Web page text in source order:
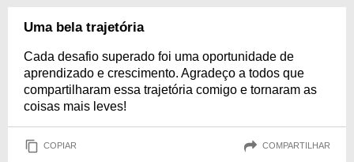
Uma bela trajetória
Cada desafio superado foi uma oportunidade de
aprendizado e crescimento. Agradeço a todos que
compartilharam essa trajetória comigo e tornaram as
coisas mais leves!
COPIAR COMPARTILHAR